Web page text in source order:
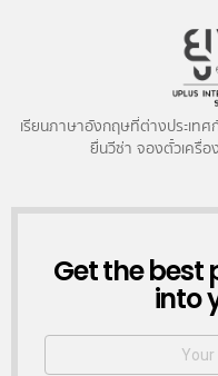
เรียนภาษาอังกฤษที่ต่างประเท
ยื่นวีซ่า จองตั๋วเครื่
NEWSLETTER
Get the
into
Email